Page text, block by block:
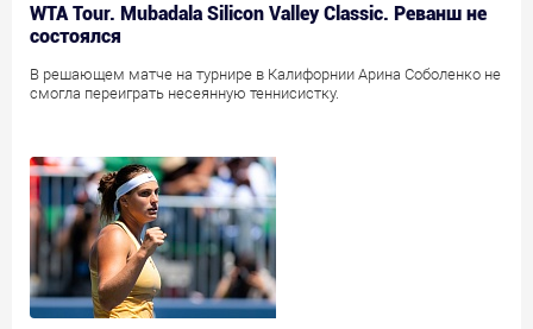
WTA Tour. Mubadala Silicon Valley Classic. Реванш не
состоялся
В решающем матче на турнире в Калифорнии Арина Соболенко не
смогла переиграть несеянную теннисистку.